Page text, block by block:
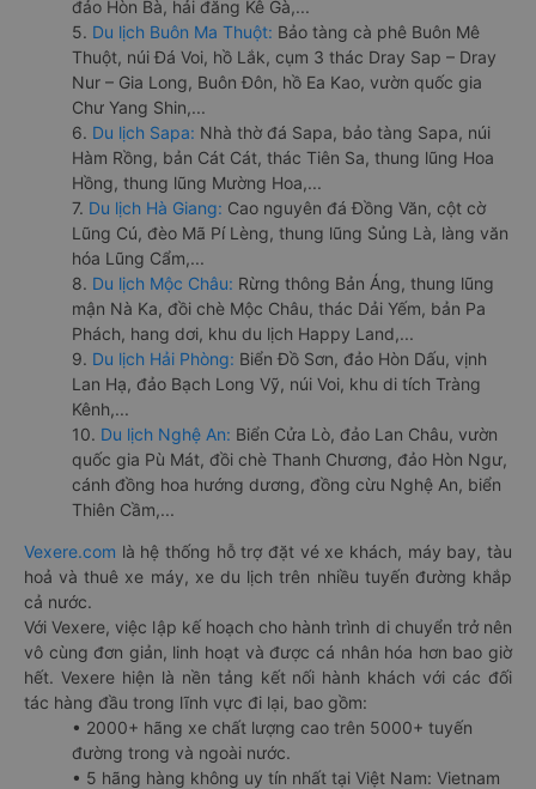
đảo Hòn Bà, hải đăng Kê Gà,...
5. Du lịch Buôn Ma Thuột: Bảo tàng cà phê Buôn Mê
Thuột, núi Đá Voi, hồ Lắk, cụm 3 thác Dray Sap – Dray
Nur – Gia Long, Buôn Đôn, hồ Ea Kao, vườn quốc gia
Chư Yang Shin,...
6. Du lịch Sapa: Nhà thờ đá Sapa, bảo tàng Sapa, núi
Hàm Rồng, bản Cát Cát, thác Tiên Sa, thung lũng Hoa
Hồng, thung lũng Mường Hoa,...
7. Du lịch Hà Giang: Cao nguyên đá Đồng Văn, cột cờ
Lũng Cú, đèo Mã Pí Lèng, thung lũng Sủng Là, làng văn
hóa Lũng Cẩm,...
8. Du lịch Mộc Châu: Rừng thông Bản Áng, thung lũng
mận Nà Ka, đồi chè Mộc Châu, thác Dải Yếm, bản Pa
Phách, hang dơi, khu du lịch Happy Land,...
9. Du lịch Hải Phòng: Biển Đồ Sơn, đảo Hòn Dấu, vịnh
Lan Hạ, đảo Bạch Long Vỹ, núi Voi, khu di tích Tràng
Kênh,...
10. Du lịch Nghệ An: Biển Cửa Lò, đảo Lan Châu, vườn
quốc gia Pù Mát, đồi chè Thanh Chương, đảo Hòn Ngư,
cánh đồng hoa hướng dương, đồng cừu Nghệ An, biển
Thiên Cầm,...
Vexere.com là hệ thống hỗ trợ đặt vé xe khách, máy bay, tàu
hoả và thuê xe máy, xe du lịch trên nhiều tuyến đường khắp
cả nước.
Với Vexere, việc lập kế hoạch cho hành trình di chuyển trở nên
vô cùng đơn giản, linh hoạt và được cá nhân hóa hơn bao giờ
hết. Vexere hiện là nền tảng kết nối hành khách với các đối
tác hàng đầu trong lĩnh vực đi lại, bao gồm:
• 2000+ hãng xe chất lượng cao trên 5000+ tuyến
đường trong và ngoài nước.
• 5 hãng hàng không uy tín nhất tại Việt Nam: Vietnam